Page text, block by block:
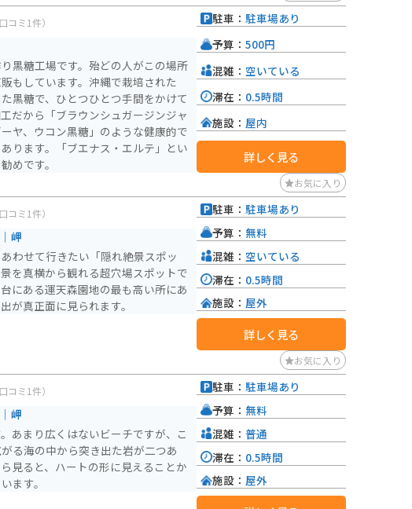
口コミ1件）
黒糖工場です。殆どの人がこの場所
もしています。沖縄で栽培された
黒糖で、ひとつひとつ手間をかけて
だから「ブラウンシュガージンジャ
ヤ、ウコン黒糖」のような健康的で
ります。「ブエナス・エルテ」とい
めです。
駐車： 駐車場あり
予算： 500円
混雑： 空いている
滞在： 0.5時間
施設： 屋内
詳しく見る
お気に入り
口コミ1件）
岬
わせて行きたい「隠れ絶景スポッ
を真横から観れる超穴場スポットで
にある運天森園地の最も高い所にあ
が真正面に見られます。
駐車： 駐車場あり
予算： 無料
混雑： 空いている
滞在： 0.5時間
施設： 屋外
詳しく見る
お気に入り
口コミ1件）
岬
あまり広くはないビーチですが、こ
る海の中から突き出た岩が二つあ
見ると、ハートの形に見えることか
ます。
駐車： 駐車場あり
予算： 無料
混雑： 普通
滞在： 0.5時間
施設： 屋外